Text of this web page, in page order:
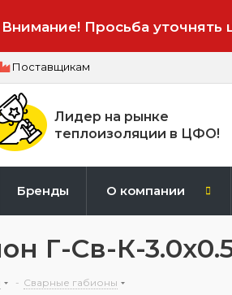
Внимание! Просьба
Поставщикам
Лидер на рынке
теплоизоляции в ЦФО!
Бренды О компании
Г-Св-К-
- Сварные габионы